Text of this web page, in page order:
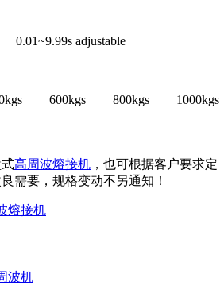
0.01~9.99s adjustable
600kgs 800kgs 1000kgs
高周波熔接机 ，也可根据客户要求定
需要，规格变动不另通知！
熔接机